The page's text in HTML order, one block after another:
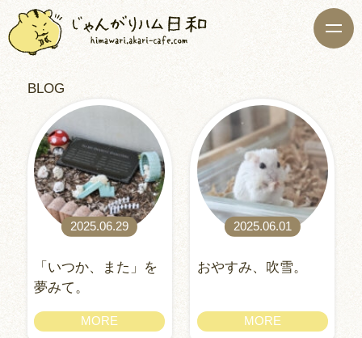
BLOG
2025.06.29
「いつか、また」を
夢みて。
MORE
2025.06.01
おやすみ、吹雪。
MORE